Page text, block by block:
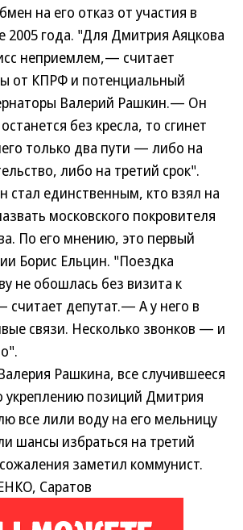
на его отказ от участия в
2005 года. "Для Дмитрия Аяцкова
неприемлем,— считает
от КПРФ и потенциальный
Валерий Рашкин.— Он
без кресла, то сгинет
только два пути — либо на
либо на третий срок".
стал единственным, кто взял на
московского покровителя
По его мнению, это первый
Борис Ельцин. "Поездка
не обошлась без визита к
депутат.— А у него в
связи. Несколько звонков — и
Рашкина, все случившееся
укреплению позиций Дмитрия
все лили воду на его мельницу
шансы избраться на третий
заметил коммунист.
Саратов